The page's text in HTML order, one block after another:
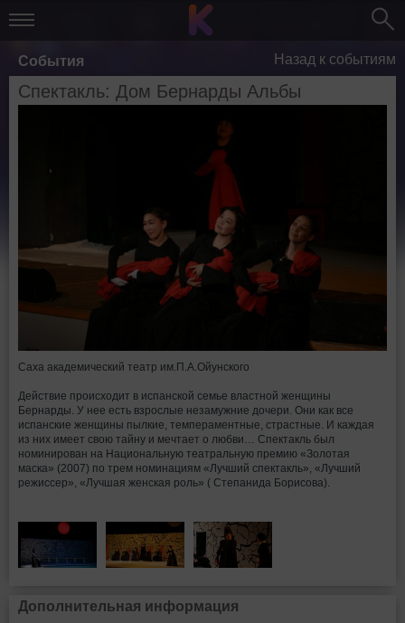
События Назад к событиям
Спектакль: Дом Бернарды Альбы
Саха академический театр им.П.А.Ойунского
Действие происходит в испанской семье властной женщины
Бернарды. У нее есть взрослые незамужние дочери. Они как все
испанские женщины пылкие, темпераментные, страстные. И каждая
из них имеет свою тайну и мечтает о любви… Спектакль был
номинирован на Национальную театральную премию «Золотая
маска» (2007) по трем номинациям «Лучший спектакль», «Лучший
режиссер», «Лучшая женская роль» ( Степанида Борисова).
Дополнительная информация